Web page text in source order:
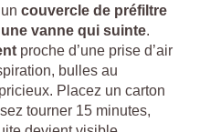
couvercle de préfiltre
une vanne qui suinte.
proche d’une prise d’air
bulles au
Placez un carton
tourner 15 minutes,